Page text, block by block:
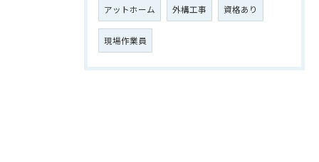
アットホーム 外構工事 資格あり
現場作業員